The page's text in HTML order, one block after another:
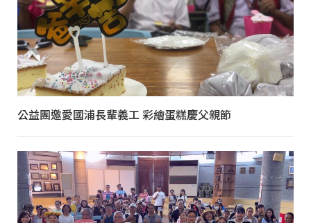
公益團邀愛國浦長輩義工 彩繪蛋糕慶父親節